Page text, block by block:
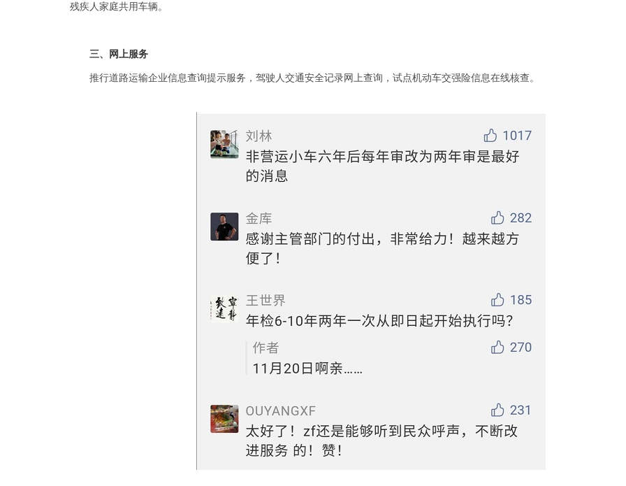
残疾人家庭共用车辆。
三、 网上服务
推行道路运输企业信息查询提示服务，驾驶人交通安全记录网上查询，试点机动车交强险信息在线核查。